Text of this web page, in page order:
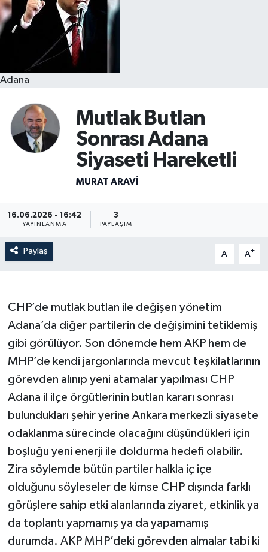
Adana
Mutlak Butlan
Sonrası Adana
Siyaseti Hareketli
MURAT ARAVI
16.06.2026 - 16:42
YAYINLANMA
3
PAYLAŞIM
Paylaş A- A+
CHP’de mutlak butlan ile değişen yönetim
Adana’da diğer partilerin de değişimini tetiklemiş
gibi görülüyor. Son dönemde hem AKP hem de
MHP’de kendi jargonlarında mevcut teşkilatlarının
görevden alınıp yeni atamalar yapılması CHP
Adana il ilçe örgütlerinin butlan kararı sonrası
bulundukları şehir yerine Ankara merkezli siyasete
odaklanma sürecinde olacağını düşündükleri için
boşluğu yeni enerji ile doldurma hedefi olabilir.
Zira söylemde bütün partiler halkla iç içe
olduğunu söyleseler de kimse CHP dışında farklı
görüşlere sahip etki alanlarında ziyaret, etkinlik ya
da toplantı yapmamış ya da yapamamış
durumda. AKP MHP’deki görevden almalar tabi ki
Resmi İlanlar